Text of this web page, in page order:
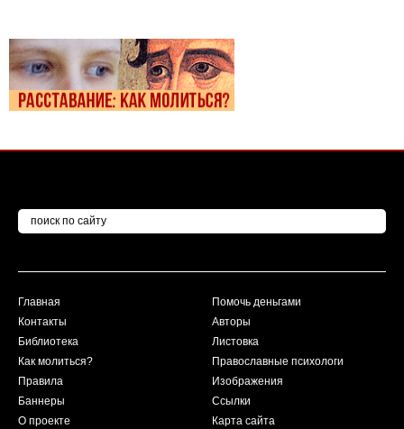
Главная
Контакты
Библиотека
Как молиться?
Правила
Баннеры
О проекте
Помочь деньгами
Авторы
Листовка
Православные психологи
Изображения
Ссылки
Карта сайта